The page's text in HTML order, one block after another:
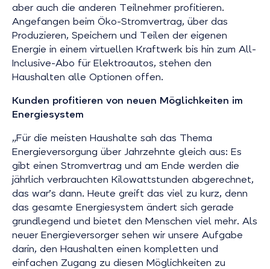
aber auch die anderen Teilnehmer profitieren.
Angefangen beim Öko-Stromvertrag, über das
Produzieren, Speichern und Teilen der eigenen
Energie in einem virtuellen Kraftwerk bis hin zum All-
Inclusive-Abo für Elektroautos, stehen den
Haushalten alle Optionen offen.
Kunden profitieren von neuen Möglichkeiten im
Energiesystem
„Für die meisten Haushalte sah das Thema
Energieversorgung über Jahrzehnte gleich aus: Es
gibt einen Stromvertrag und am Ende werden die
jährlich verbrauchten Kilowattstunden abgerechnet,
das war’s dann. Heute greift das viel zu kurz, denn
das gesamte Energiesystem ändert sich gerade
grundlegend und bietet den Menschen viel mehr. Als
neuer Energieversorger sehen wir unsere Aufgabe
darin, den Haushalten einen kompletten und
einfachen Zugang zu diesen Möglichkeiten zu